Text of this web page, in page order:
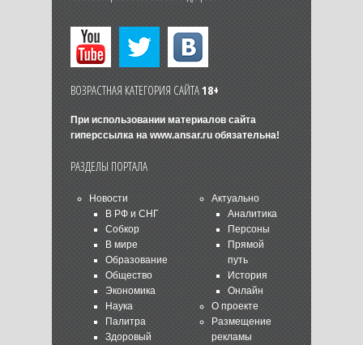
ВОЗРАСТНАЯ КАТЕГОРИЯ САЙТА18+
При использовании материалов сайта
гиперссылка на www.ansar.ruобязательна!
РАЗДЕЛЫ ПОРТАЛА
Новости
В РФ и СНГ
Собкор
В мире
Образование
Общество
Экономика
Наука
Палитра
Здоровый
Актуально
Аналитика
Персоны
Прямой
путь
История
Онлайн
О проекте
Размещение
рекламы